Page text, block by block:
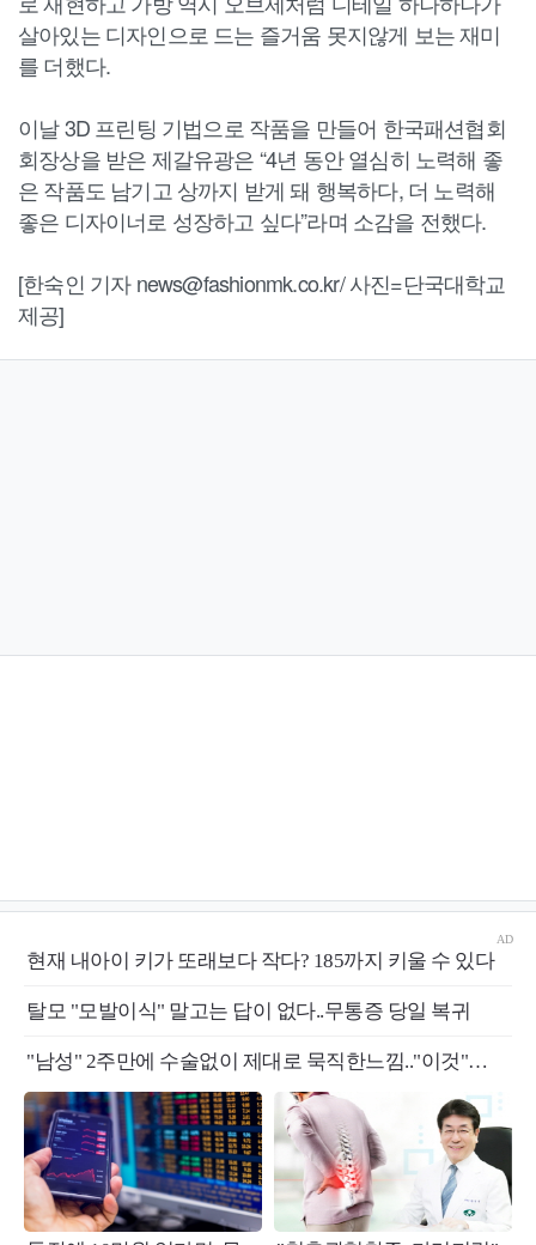
살아있는 디자인으로 드는 즐거움 못지않게 보는 재미
를 더했다.
이날 3D 프린팅 기법으로 작품을 만들어 한국패션협회
회장상을 받은 제갈유광은 “4년 동안 열심히 노력해 좋
은 작품도 남기고 상까지 받게 돼 행복하다, 더 노력해
좋은 디자이너로 성장하고 싶다”라며 소감을 전했다.
[한숙인 기자 news@fashionmk.co.kr/ 사진=단국대학교
제공]